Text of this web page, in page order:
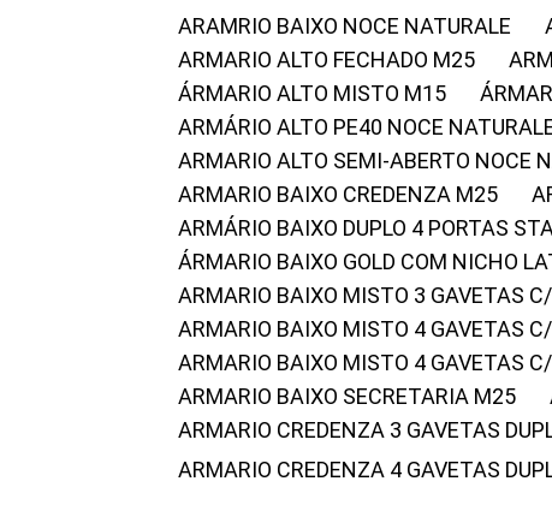
ARAMRIO BAIXO NOCE NATURALE
ARMARIO ALTO FECHADO M25
ÁRMARIO ALTO MISTO M15
ARMÁRIO ALTO PE40 NOCE
ARMARIO ALTO SEMI-ABERTO NOCE
ARMARIO BAIXO CREDENZA M25
ARMÁRIO BAIXO DUPLO 4 PORTAS
ÁRMARIO BAIXO GOLD COM NICHO
ARMARIO BAIXO MISTO 3 GAVETAS
ARMARIO BAIXO MISTO 4 GAVETAS
ARMARIO BAIXO MISTO 4 GAVETAS
ARMARIO BAIXO SECRETARIA M25
ARMARIO CREDENZA 3 GAVETAS
ARMARIO CREDENZA 4 GAVETAS